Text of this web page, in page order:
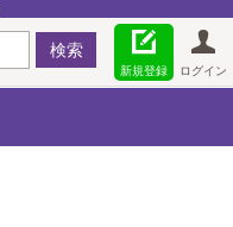
ログイン
新規登録